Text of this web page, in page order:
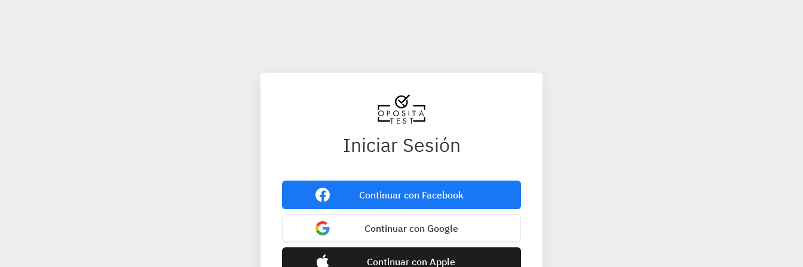
Iniciar Sesión
Continuar con Facebook
Continuar con Google
Continuar con Apple